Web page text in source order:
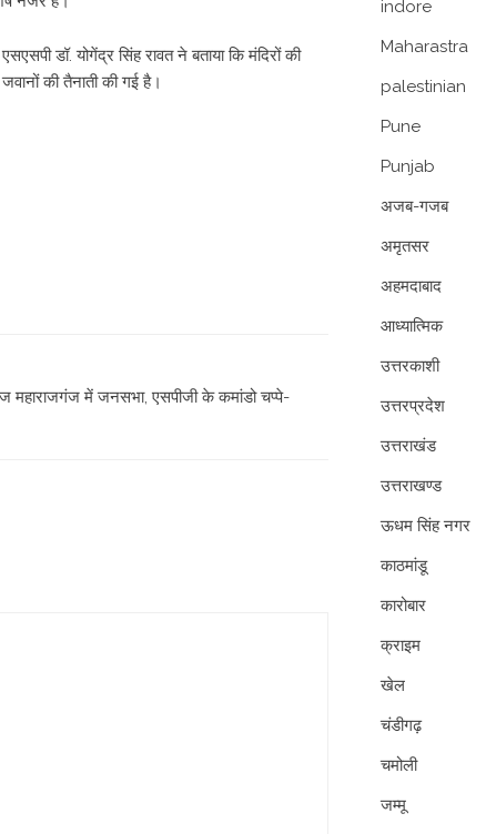
डॉ. योगेंद्र सिंह रावत ने बताया कि मंदिरों की
की तैनाती की गई है।
महाराजगंज में जनसभा, एसपीजी के कमांडो चप्पे-
indore
Maharastra
palestinian
Pune
Punjab
अजब-गजब
अमृतसर
अहमदाबाद
आध्यात्मिक
उत्तरकाशी
उत्तरप्रदेश
उत्तराखंड
उत्तराखण्ड
ऊधम सिंह नगर
काठमांडू
कारोबार
क्राइम
खेल
चंडीगढ़
चमोली
जम्मू